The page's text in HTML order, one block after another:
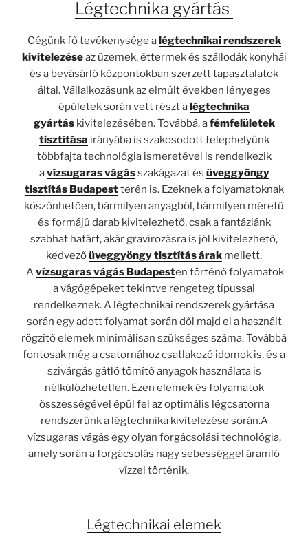
Légtechnika gyártás
Cégünk fő tevékenysége alégtechnikai rendszerek
kivitelezéseaz üzemek, éttermek és szállodák konyhái
és a bevásárló központokban szerzett tapasztalatok
által. Vállalkozásunk az elmúlt években lényeges
épületek során vett részt alégtechnika
gyártáskivitelezésében. Továbbá, afémfelületek
tisztítása irányába is szakosodott telephelyünk
többfajta technológia ismeretével is rendelkezik
avízsugaras vágásszakágazat és üveggyöngy
tisztítás Budapestterén is. Ezeknek a folyamatoknak
köszönhetően, bármilyen anyagból, bármilyen méretű
és formájú darab kivitelezhető, csak a fantáziánk
szabhat határt, akár gravírozásra is jól kivitelezhető,
kedvezőüveggyöngy tisztítás árak mellett.
Avízsugaras vágás Budapesten történő folyamatok
a vágógépeket tekintve rengeteg típussal
rendelkeznek. A légtechnikai rendszerek gyártása
során egy adott folyamat során dől majd el a használt
rögzítő elemek minimálisan szükséges száma. Továbbá
fontosak még a csatornához csatlakozó idomok is, és a
szivárgás gátló tömítő anyagok használata is
nélkülözhetetlen. Ezen elemek és folyamatok
összességével épül fel az optimális légcsatorna
rendszerünk a légtechnika kivitelezése során.A
vízsugaras vágás egy olyan forgácsolási technológia,
amely során a forgácsolás nagy sebességgel áramló
vízzel történik.
Légtechnikai elemek